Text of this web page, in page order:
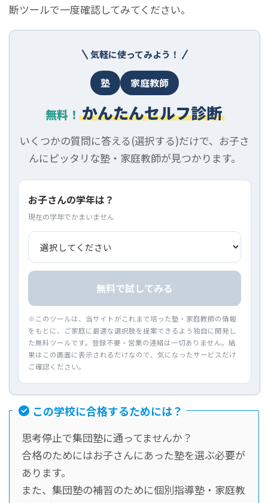
断ツールで一度確認してみてください。
気軽に使ってみよう！
塾 家庭教師
無料！ かんたんセルフ診断
いくつかの質問に答える(選択する)だけで、お子さ
んにピッタリな塾・家庭教師が見つかります。
お子さんの学年は？
現在の学年でかまいません
無料で試してみる
※このツールは、当サイトがこれまで培った塾・家庭教師の情報
をもとに、ご家庭に最適な選択肢を提案できるよう独自に開発し
た無料ツールです。登録不要・営業の連絡は一切ありません。結
果はこの画面に表示されるだけなので、気になったサービスだけ
ご確認ください。
この学校に合格するためには？
思考停止で集団塾に通ってませんか？
合格のためにはお子さんにあった塾を選ぶ必要が
あります。
また、集団塾の補習のために個別指導塾・家庭教